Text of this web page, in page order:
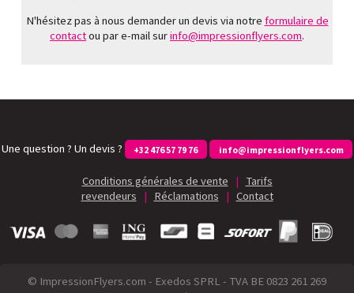
N'hésitez pas à nous demander un devis via notre formulaire de
contactou par e-mail surinfo@impressionflyers.com.
Une question ? Un devis ? +32 476 57 79 76 info@impressionflyers.com
Conditions générales de vente |
Tarifs
revendeurs
| Réclamations | Contact
© ImpressionFlyers.com - Exedos SPRL - TVA BE 0823 261 269